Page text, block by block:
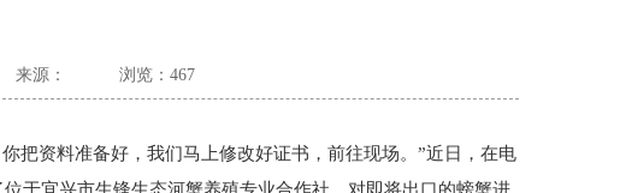
来源： 浏览：467
把资料准备好，我们马上修改好证书，前往现场。”近日，在电